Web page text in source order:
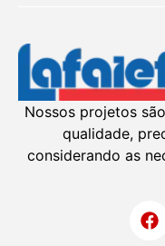
Nossos projetos
qualidade,
considerando as